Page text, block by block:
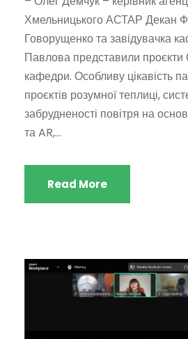
Хмельницького АСТАР Декан
Говорущенко та завідувачка
Павлова представили
кафедри. Особливу цікавість
проєктів розумної теплиці,
забрудненості повітря на
та AR,...
Read More